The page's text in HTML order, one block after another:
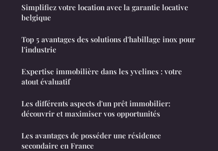
Simplifiez votre location avec la garantie locative
belgique
Top 5 avantages des solutions d'habillage inox pour
l'industrie
Expertise immobilière dans les yvelines : votre
atout évaluatif
Les différents aspects d'un prêt immobilier:
découvrir et maximiser vos opportunités
Les avantages de posséder une résidence
secondaire en France